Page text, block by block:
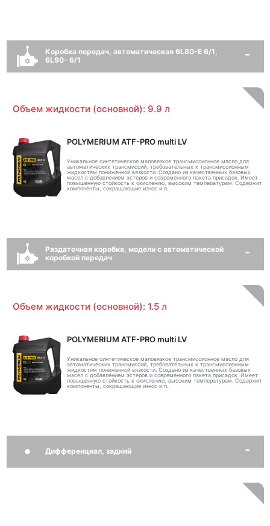
Коробка передач, автоматическая 6L80-E 6/1,
6L90- 6/1
Объем жидкости (основной): 9.9 л
POLYMERIUM ATF-PRO multi LV
Уникальное синтетическое маловязкое трансмиссионное масло для
автоматических трансмиссий, требовательных к трансмиссионным
жидкостям пониженной вязкости. Создано из качественных базовых
масел с добавлением эстеров и современного пакета присадок. Имеет
повышенную стойкость к окислению, высоким температурам. Содержит
компоненты, сокращающие износ и п..
Раздаточная коробка, модели с автоматической
коробкой передач
Объем жидкости (основной): 1.5 л
POLYMERIUM ATF-PRO multi LV
Уникальное синтетическое маловязкое трансмиссионное масло для
автоматических трансмиссий, требовательных к трансмиссионным
жидкостям пониженной вязкости. Создано из качественных базовых
масел с добавлением эстеров и современного пакета присадок. Имеет
повышенную стойкость к окислению, высоким температурам. Содержит
компоненты, сокращающие износ и п..
Дифференциал, задний